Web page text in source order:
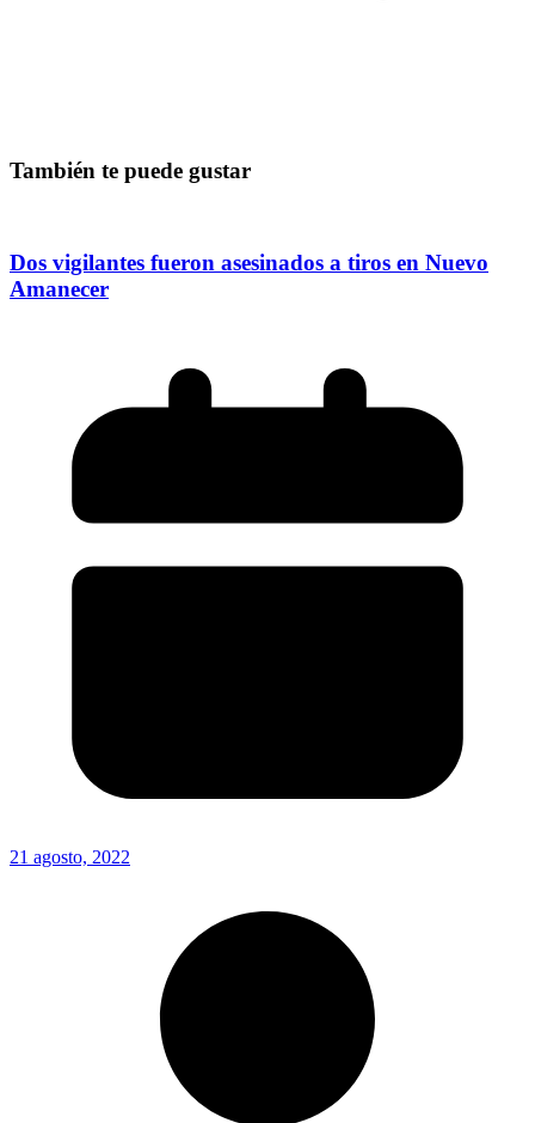
También te puede gustar
Dos vigilantes fueron asesinados a tiros en Nuevo
Amanecer
21 agosto, 2022